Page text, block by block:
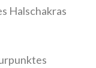
Halschakras